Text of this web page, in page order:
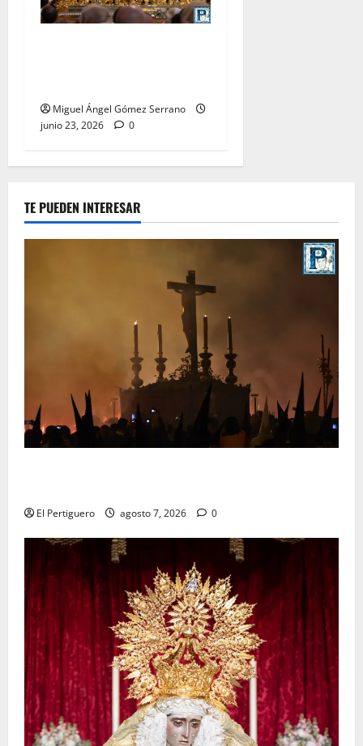
Miguel Ángel Gómez Serrano
junio 23, 2026
0
TE PUEDEN INTERESAR
El Pertiguero agosto 7, 2026 0